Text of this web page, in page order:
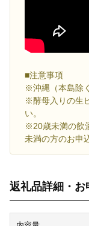
■注意事項
※沖縄（本島除
※酵母入りの生
い。
※20歳未満の飲
未満の方のお申
返礼品詳細・お